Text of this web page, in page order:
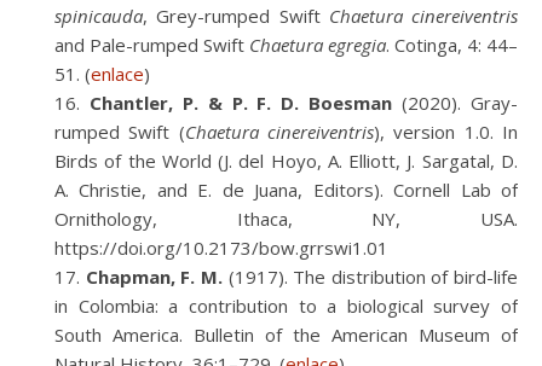
spinicauda, Grey-rumped SwiftChaetura cinereiventris
and Pale-rumped Swift Chaetura egregia. Cotinga, 4: 44–
51. (enlace)
Chantler, P. & P. F. D. Boesman (2020). Gray-
rumped Swift (Chaetura cinereiventris), version 1.0. In
Birds of the World (J. del Hoyo, A. Elliott, J. Sargatal, D.
A. Christie, and E. de Juana, Editors). Cornell Lab of
Ornithology, Ithaca, NY, USA.
https://doi.org/10.2173/bow.grrswi1.01
Chapman, F. M.(1917). The distribution of bird-life
in Colombia: a contribution to a biological survey of
South America. Bulletin of the American Museum of